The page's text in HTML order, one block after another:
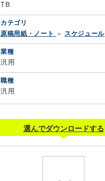
TB
カテゴリ
原稿用紙・ノート
スケジュール
業種
汎用
職種
汎用
選んでダウンロードする